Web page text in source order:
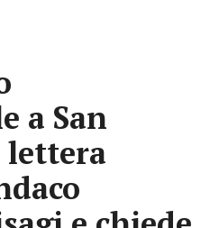
a San
lettera